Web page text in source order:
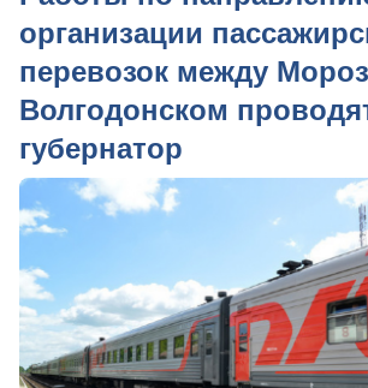
организации
перевозок между
Волгодонском
губернатор